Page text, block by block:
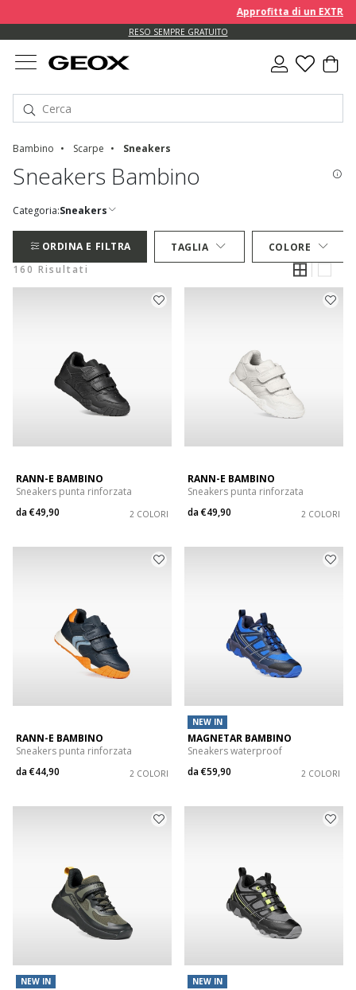
Approfitta di un EXTRA
RESO SEMPRE GRATUITO
Bambino Scarpe Sneakers
Sneakers Bambino
Categoria:Sneakers
ORDINA E FILTRA TAGLIA
COLORE
160 Risultati
RANN-E BAMBINO
Sneakers punta rinforzata
da€49,90 2 COLORI
RANN-E BAMBINO
Sneakers punta rinforzata
da€49,90 2 COLORI
RANN-E BAMBINO
Sneakers punta rinforzata
da€44,90 2 COLORI
NEW IN
MAGNETAR BAMBINO
Sneakers waterproof
da€59,90 2 COLORI
NEW IN NEW IN